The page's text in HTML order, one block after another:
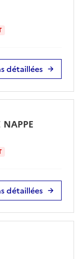
détaillées
NAPPE
détaillées